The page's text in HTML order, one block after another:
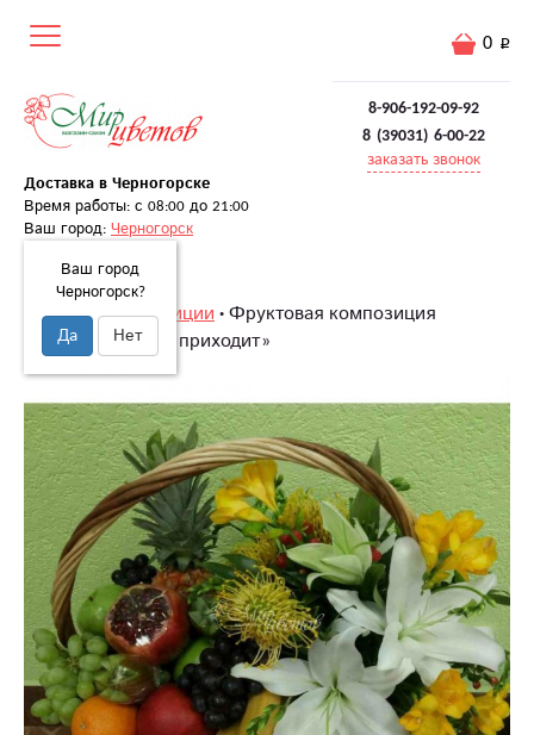
8-906-192-09-92
8 (39031) 6-00-22
заказать звонок
Доставка в Черногорске
Время работы: с 08:00 до 21:00
Ваш город: Черногорск
Ваш город
Черногорск?
Да Нет
0
Главная Композиции Фруктовая композиция
«Праздник к нам приходит»